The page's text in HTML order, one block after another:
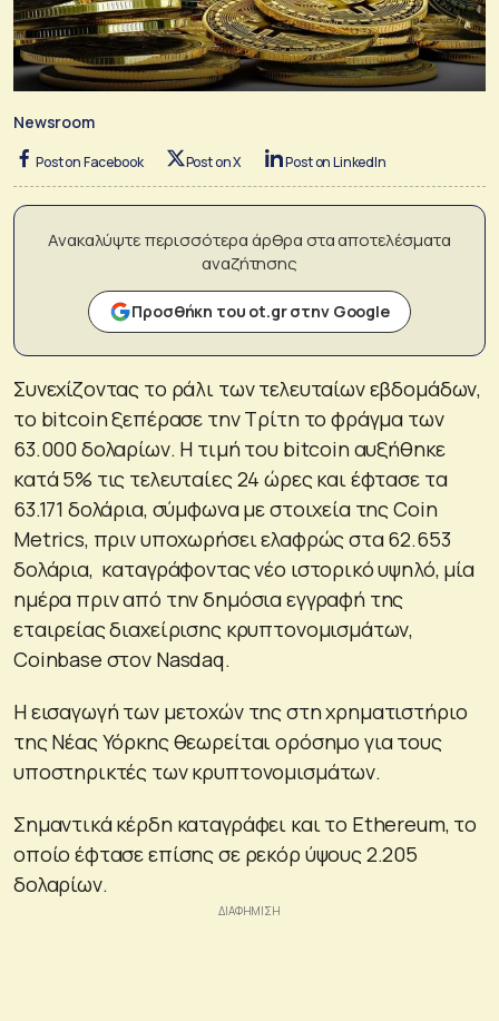
Newsroom
Post on Facebook Post on X Post on LinkedIn
Ανακαλύψτε περισσότερα άρθρα στα αποτελέσματα
αναζήτησης
Προσθήκη του ot.gr στην Google
Συνεχίζοντας το ράλι των τελευταίων εβδομάδων,
το bitcoin ξεπέρασε την Τρίτη το φράγμα των
63.000 δολαρίων. Η τιμή του bitcoin αυξήθηκε
κατά 5% τις τελευταίες 24 ώρες και έφτασε τα
63.171 δολάρια, σύμφωνα με στοιχεία της Coin
Metrics, πριν υποχωρήσει ελαφρώς στα 62.653
δολάρια, καταγράφοντας νέο ιστορικό υψηλό, μία
ημέρα πριν από την δημόσια εγγραφή της
εταιρείας διαχείρισης κρυπτονομισμάτων,
Coinbase στον Nasdaq.
Η εισαγωγή των μετοχών της στη χρηματιστήριο
της Νέας Υόρκης θεωρείται ορόσημο για τους
υποστηρικτές των κρυπτονομισμάτων.
Σημαντικά κέρδη καταγράφει και το Ethereum, το
οποίο έφτασε επίσης σε ρεκόρ ύψους 2.205
δολαρίων.